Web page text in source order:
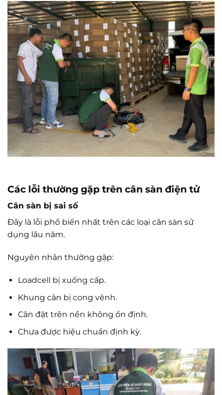
Các lỗi thường gặp trên cân sàn điện tử
Cân sàn bị sai số
Đây là lỗi phổ biến nhất trên các loại cân sàn sử
dụng lâu năm.
Nguyên nhân thường gặp:
Loadcell bị xuống cấp.
Khung cân bị cong vênh.
Cân đặt trên nền không ổn định.
Chưa được hiệu chuẩn định kỳ.